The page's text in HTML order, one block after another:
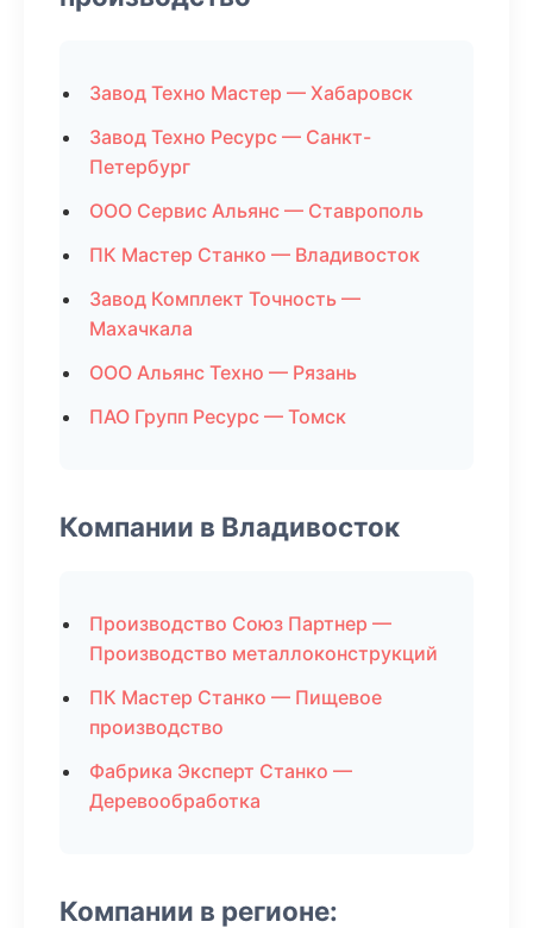
Завод Техно Мастер — Хабаровск
Завод Техно Ресурс — Санкт-
Петербург
ООО Сервис Альянс — Ставрополь
ПК Мастер Станко — Владивосток
Завод Комплект Точность —
Махачкала
ООО Альянс Техно — Рязань
ПАО Групп Ресурс — Томск
Компании в Владивосток
Производство Союз Партнер —
Производство металлоконструкций
ПК Мастер Станко — Пищевое
производство
Фабрика Эксперт Станко —
Деревообработка
Компании в регионе: